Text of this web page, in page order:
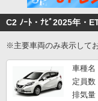
C2 ﾉｰﾄ・ﾅﾋﾞ2025年・
※主要車両のみ表示して
車種名
定員数
排気量